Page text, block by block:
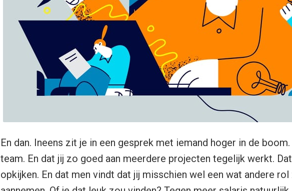
En dan. Ineens zit je in een gesprek met iemand hoger in de
team. En dat jij zo goed aan meerdere projecten tegelijk werkt.
opkijken. En dat men vindt dat jij misschien wel een wat andere rol